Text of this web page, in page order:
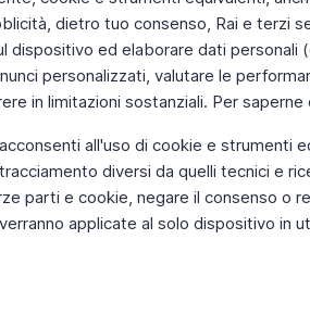
dietro tuo consenso, Rai e terzi
dispositivo ed elaborare dati
personalizzati, valutare le
in limitazioni sostanziali. Per saperne
all'uso di cookie e strumenti
diversi da quelli tecnici e
parti e cookie, negare il consenso o
applicate al solo dispositivo in
Twitter